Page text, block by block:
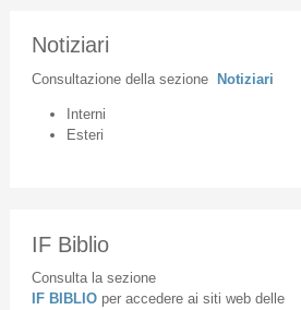
Notiziari
Consultazione della sezione Notiziari
Interni
Esteri
IF Biblio
Consulta la sezione
IF BIBLIO per accedere ai siti web delle